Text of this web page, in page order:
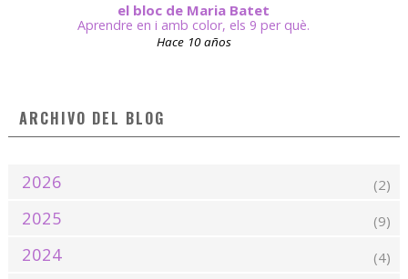
el bloc de Maria Batet
Aprendre en i amb color, els 9 per què.
Hace 10 años
ARCHIVO DEL BLOG
2026 (2)
2025 (9)
2024 (4)